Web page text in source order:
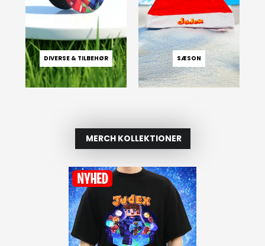
DIVERSE & TILBEHØR SÆSON
MERCH KOLLEKTIONER